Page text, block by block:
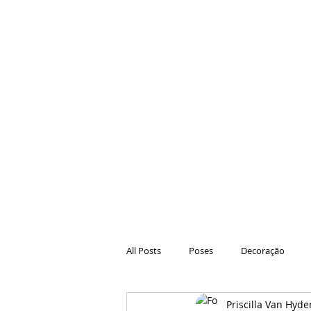
All Posts Poses Decoração
Animações Danças
Priscilla Van